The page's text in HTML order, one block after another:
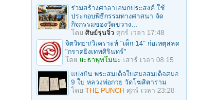
ร่วมสร้างศาลาเอนกประสงค์ ใช้
ประกอบพิธีกรรมทางศาสนา จัด
กิจกรรมของวัดขวาง...
โดย ศิษย์รุ่นจิ๋ว ศุกร์ เวลา 17:48
จิตวิทยา/วิเคราะห์ "เด็ก 14" ก่อเหตุสลด
"กราดยิงเทพศิรินทร์"
โดย ยะธาพุทโมนะ เสาร์ เวลา 08:15
แบ่งปัน พระสมเด็จใบสมอสมเด็จสมอ
9 ใบ หลวงพ่อกวย วัดโฆสิตาราม
โดย THE PUNCH ศุกร์ เวลา 23:28